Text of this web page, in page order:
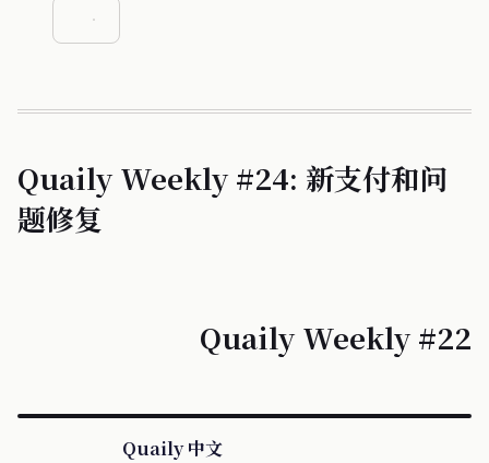
Quaily Weekly #24: 新支付和问
题修复
Quaily Weekly #22
Quaily 中文